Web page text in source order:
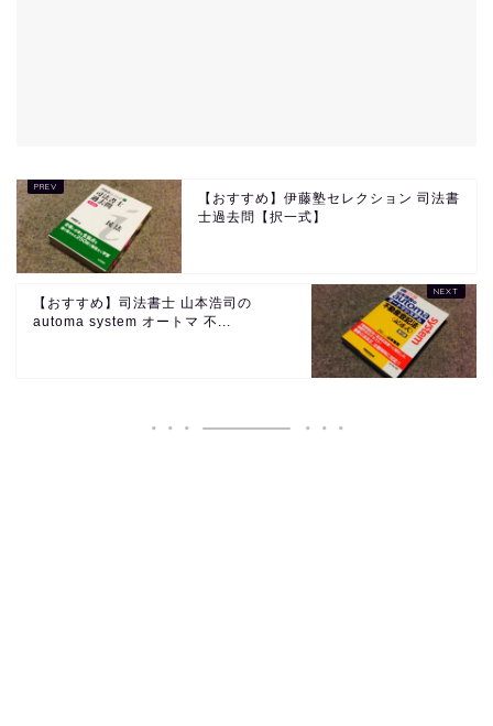
【おすすめ】伊藤塾セレクション 司法書
士過去問【択一式】
【おすすめ】司法書士 山本浩司の
automa system オートマ 不...